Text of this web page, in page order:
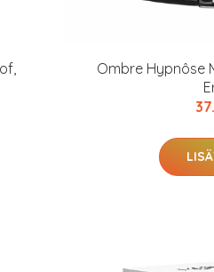
Ombre Hypnôse